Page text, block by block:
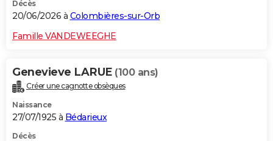
BONS PLANS
CARTE DE VOEUX
Dictionnaire
Biographies
Citations
Expressions
Proverbes
PROGRAMME TV
COPAINS D'AVANT
S'inscrire
Se connecter
Lycées
Collèges
Primaires
Universités
Entreprises
Service militaire
Avis de recherche
AVIS DE DÉCÈS
Décès
20/06/2026 à Colombières-sur-Orb
Famille VANDEWEEGHE
Genevieve LARUE (100 ans)
Créer une cagnotte obsèques
Naissance
27/07/1925 à Bédarieux
Décès